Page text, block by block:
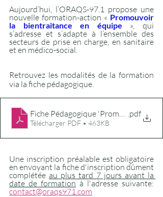
Aujourd’hui, l’ORAQS-97.1 propose une
nouvelle formation-action « Promouvoir
la bientraitance en équipe », qui
s’adresse et s’adapte à l’ensemble des
secteurs de prise en charge, en sanitaire
et en médico-social.
Retrouvez les modalités de la formation
via la fiche pédagogique.
Fiche Pédagogique 'Promotion.pdf
Télécharger PDF • 463KB
Une inscription préalable est obligatoire
en envoyant la fiche d'inscription dûment
complétée au plus tard 7 jours avant la
date de formation
contact@oraqs971.com